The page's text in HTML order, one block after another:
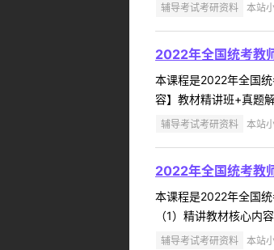
辅导考试考研资料 本站
2022年全国统考教
本课程是2022年全国
容】教材精讲班+真题
辅导考试考研资料 本站
2022年全国统考教
本课程是2022年全国
（1）精讲教材核心内
辅导考试考研资料 本站